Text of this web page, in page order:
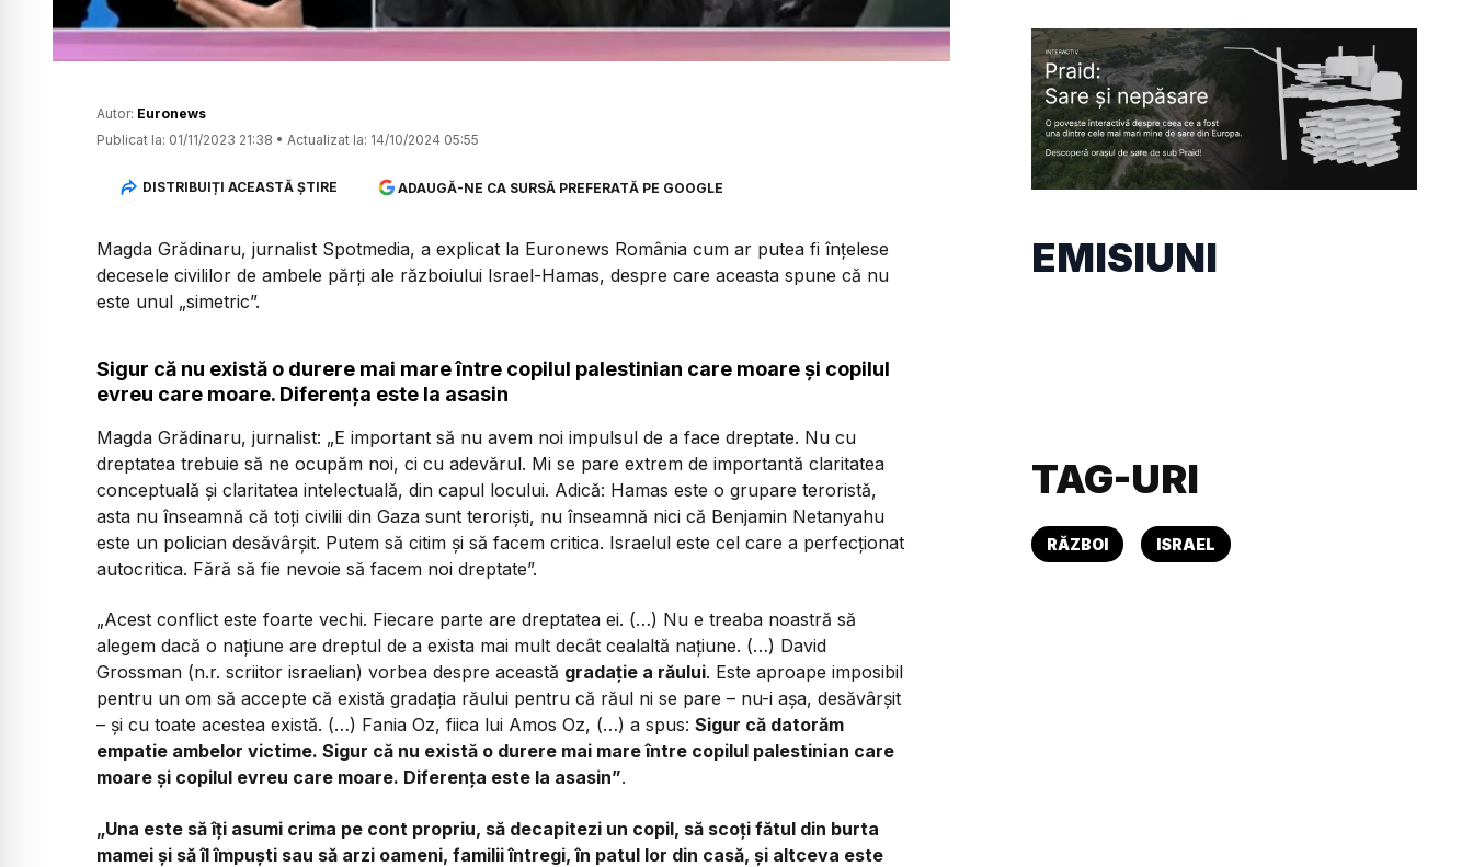
Autor: Euronews
Publicat la: 01/11/2023 21:38 • Actualizat la: 14/10/2024 05:55
DISTRIBUIȚI ACEASTĂ ȘTIRE ADAUGĂ-NE CA SURSĂ PREFERATĂ PE GOOGLE
Magda Grădinaru, jurnalist Spotmedia, a explicat la Euronews România cum ar putea fi înțelese
decesele civililor de ambele părți ale războiului Israel-Hamas, despre care aceasta spune că nu
este unul „simetric”.
Sigur că nu există o durere mai mare între copilul palestinian care moare și copilul
evreu care moare. Diferența este la asasin
Magda Grădinaru, jurnalist: „E important să nu avem noi impulsul de a face dreptate. Nu cu
dreptatea trebuie să ne ocupăm noi, ci cu adevărul. Mi se pare extrem de importantă claritatea
conceptuală și claritatea intelectuală, din capul locului. Adică: Hamas este o grupare teroristă,
asta nu înseamnă că toți civilii din Gaza sunt teroriști, nu înseamnă nici că Benjamin Netanyahu
este un polician desăvârșit. Putem să citim și să facem critica. Israelul este cel care a perfecționat
autocritica. Fără să fie nevoie să facem noi dreptate”.
„Acest conflict este foarte vechi. Fiecare parte are dreptatea ei. (…) Nu e treaba noastră să
alegem dacă o națiune are dreptul de a exista mai mult decât cealaltă națiune. (…) David
Grossman (n.r. scriitor israelian) vorbea despre această gradație a răului. Este aproape imposibil
pentru un om să accepte că există gradația răului pentru că răul ni se pare – nu-i așa, desăvârșit
– și cu toate acestea există. (…) Fania Oz, fiica lui Amos Oz, (…) a spus: Sigur că datorăm
empatie ambelor victime. Sigur că nu există o durere mai mare între copilul palestinian care
moare și copilul evreu care moare. Diferența este la asasin”.
„Una este să îți asumi crima pe cont propriu, să decapitezi un copil, să scoți fătul din burta
mamei și să îl împuști sau să arzi oameni, familii întregi, în patul lor din casă, și altceva este
EMISIUNI
TAG-URI
RĂZBOI ISRAEL